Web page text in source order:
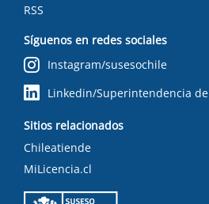
RSS
Síguenos en redes sociales
Instagram/susesochile
Linkedin/Superintendencia
Sitios relacionados
Chileatiende
MiLicencia.cl